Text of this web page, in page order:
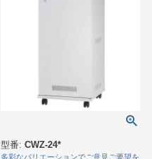
型番: CWZ-24*
多彩なバリエーションでご意見ご要望を